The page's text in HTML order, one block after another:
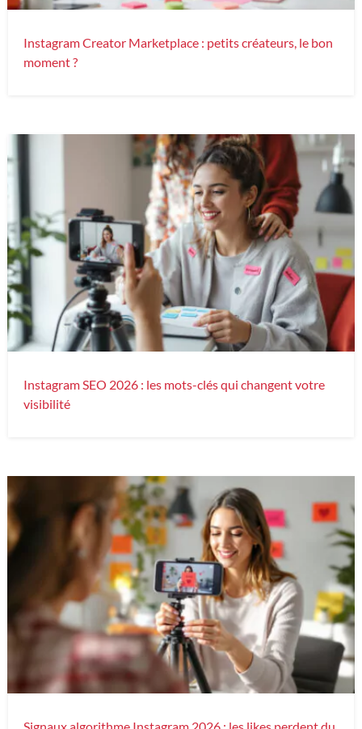
Instagram Creator Marketplace : petits créateurs, le bon
moment ?
Instagram SEO 2026 : les mots-clés qui changent votre
visibilité